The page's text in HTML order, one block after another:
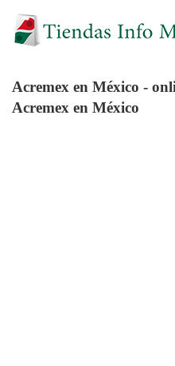
Acremex en México -
Acremex en México